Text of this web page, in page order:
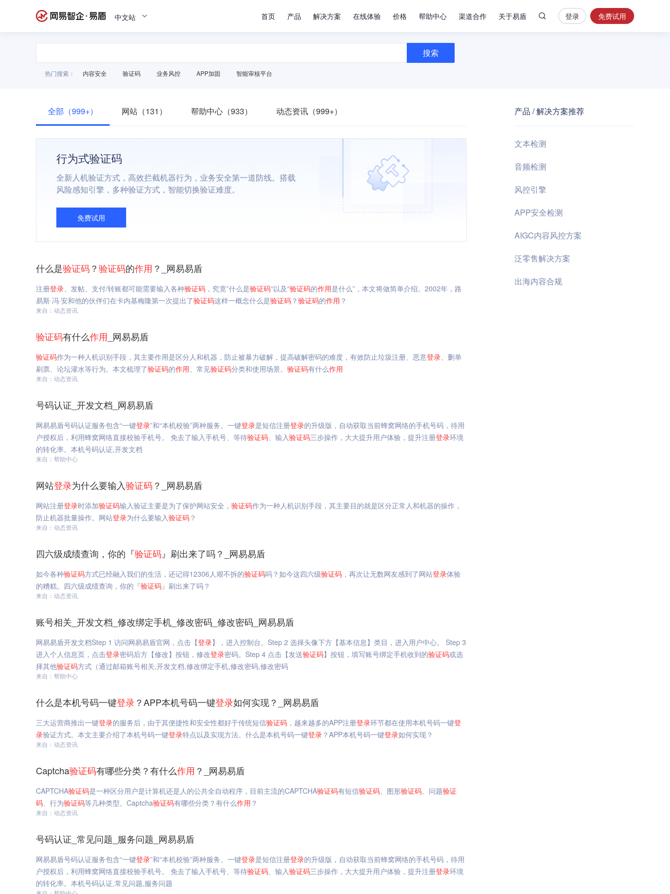
中文站 首页 产品 解决方案 在线体验 价格 帮助中心 渠道合作 关于易盾
安
全
控
登录 免费试用
搜索
热门搜索： 内容安全 验证码 业务风控 APP加固 智能审核平台
全部（999+） 网站（131） 帮助中心（933） 动态资讯（999+）
行为式验证码
全新人机验证方式，高效拦截机器行为，业务安全第一道防线。搭载
风险感知引擎，多种验证方式，智能切换验证难度。
免费试用
什么是验证码 ？验证码的作用 ？_网易易盾
注册登录、发帖、支付/转账都可能需要输入各种验证码 ，究竟”什么是验证码“以及“验证码的作用是什么”，本文将做简单介绍。2002年，路
易斯·冯·安和他的伙伴们在卡内基梅隆第一次提出了验证码这样一概念什么是验证码 ？ 验证码的作用 ？
来自：动态资讯
验证码有什么作用 _网易易盾
验证码作为一种人机识别手段，其主要作用是区分人和机器，防止被暴力破解，提高破解密码的难度，有效防止垃圾注册、恶意登录、删单
刷票、论坛灌水等行为。本文梳理了验证码的作用、常见验证码分类和使用场景。 验证码有什么作用
来自：动态资讯
号码认证_开发文档_网易易盾
网易易盾号码认证服务包含“一键登录”和“本机校验”两种服务。一键登录是短信注册登录的升级版，自动获取当前蜂窝网络的手机号码，待用
户授权后，利用蜂窝网络直接校验手机号。 免去了输入手机号、等待验证码、输入验证码三步操作，大大提升用户体验，提升注册登录环境
的转化率。本机号码认证,开发文档
来自：帮助中心
网站登录为什么要输入验证码 ？_网易易盾
网站注册登录时添加验证码输入验证主要是为了保护网站安全， 验证码作为一种人机识别手段，其主要目的就是区分正常人和机器的操作，
防止机器批量操作。网站登录为什么要输入验证码 ？
来自：动态资讯
四六级成绩查询，你的『验证码 』刷出来了吗？_网易易盾
如今各种验证码方式已经融入我们的生活，还记得12306人艰不拆的验证码吗？如今这四六级验证码 ，再次让无数网友感到了网站登录体验
的糟糕。四六级成绩查询，你的『验证码』刷出来了吗？
来自：动态资讯
账号相关_开发文档_修改绑定手机_修改密码_修改密码_网易易盾
网易易盾开发文档Step 1 访问网易易盾官网，点击【登录】，进入控制台。Step 2 选择头像下方【基本信息】类目，进入用户中心。 Step 3
进入个人信息页，点击登录密码后方【修改】按钮，修改登录密码。Step 4 点击【发送验证码】按钮，填写账号绑定手机收到的验证码或选
择其他验证码方式（通过邮箱账号相关,开发文档,修改绑定手机,修改密码,修改密码
来自：帮助中心
什么是本机号码一键登录？APP本机号码一键登录如何实现？_网易易盾
三大运营商推出一键登录的服务后，由于其便捷性和安全性都好于传统短信验证码 ，越来越多的APP注册登录环节都在使用本机号码一键登
录验证方式。本文主要介绍了本机号码一键登录特点以及实现方法。什么是本机号码一键登录 ？APP本机号码一键登录如何实现？
来自：动态资讯
Captcha验证码有哪些分类？有什么作用 ？_网易易盾
CAPTCHA验证码是一种区分用户是计算机还是人的公共全自动程序，目前主流的CAPTCHA验证码有短信验证码、图形验证码、问题验证
码、行为验证码等几种类型。Captcha验证码有哪些分类？有什么作用 ？
来自：动态资讯
号码认证_常见问题_服务问题_网易易盾
网易易盾号码认证服务包含“一键登录”和“本机校验”两种服务。一键登录是短信注册登录的升级版，自动获取当前蜂窝网络的手机号码，待用
户授权后，利用蜂窝网络直接校验手机号。 免去了输入手机号、等待验证码、输入验证码三步操作，大大提升用户体验，提升注册登录环境
的转化率。本机号码认证,常见问题,服务问题
产品 / 解决方案推荐
文本检测
音频检测
风控引擎
APP安全检测
AIGC内容风控方案
泛零售解决方案
出海内容合规